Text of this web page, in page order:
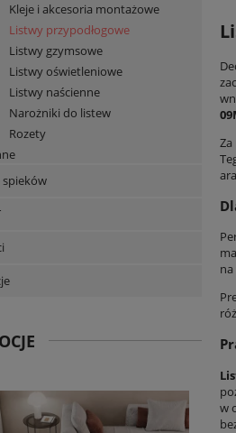
Kleje i akcesoria montażowe
Listwy przypodłogowe
Listwy gzymsowe
Listwy oświetleniowe
Listwy naścienne
Narożniki do listew
Rozety
spieków
w